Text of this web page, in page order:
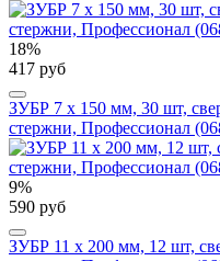
18%
417 руб
ЗУБР 7 х 150 мм, 30 шт,
стержни, Профессионал
9%
590 руб
ЗУБР 11 х 200 мм, 12 шт,